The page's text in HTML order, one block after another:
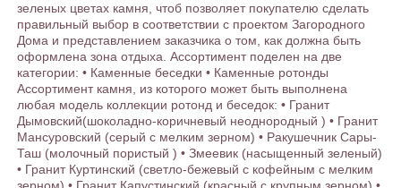
зеленых цветах камня, чтоб позволяет покупателю сделать
правильный выбор в соответствии с проектом Загородного
Дома и представлением заказчика о том, как должна быть
оформлена зона отдыха. Ассортимент поделен на две
категории: • Каменные беседки • Каменные ротонды
Ассортимент камня, из которого может быть выполнена
любая модель коллекции ротонд и беседок: • Гранит
Дымовский(шоколадно-коричневый неоднородный ) • Гранит
Мансуровский (серый с мелким зерном) • Ракушечник Сары-
Таш (молочный пористый ) • Змеевик (насыщенный зеленый)
• Гранит Куртинский (светло-бежевый с кофейным с мелким